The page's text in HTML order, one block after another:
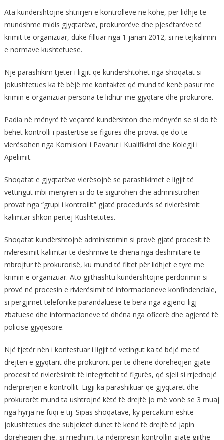
Ata kundërshtojnë shtrirjen e kontrolleve në kohë, për lidhje të
mundshme midis gjyqtarëve, prokurorëve dhe pjesëtarëve të
krimit të organizuar, duke filluar nga 1 janari 2012, si në tejkalimin
e normave kushtetuese.
Një parashikim tjetër i ligjit që kundërshtohet nga shoqatat si
jokushtetues ka të bëjë me kontaktet që mund të kenë pasur me
krimin e organizuar persona të lidhur me gjyqtarë dhe prokurorë.
Padia në mënyrë të veçantë kundërshton dhe mënyrën se si do të
bëhet kontrolli i pastërtisë së figurës dhe provat që do të
vlerësohen nga Komisioni i Pavarur i Kualifikimi dhe Kolegji i
Apelimit.
Shoqatat e gjyqtarëve vlerësojnë se parashikimet e ligjit të
vettingut mbi mënyrën si do të sigurohen dhe administrohen
provat nga “grupi i kontrollit” gjatë procedurës së rivlerësimit
kalimtar shkon përtej Kushtetutës.
Shoqatat kundërshtojnë administrimin si provë gjatë procesit të
rivlerësimit kalimtar të dëshmive të dhëna nga dëshmitarë të
mbrojtur të prokurorisë, ku mund të flitet për lidhjet e tyre me
krimin e organizuar. Ato gjithashtu kundërshtojnë përdorimin si
provë në procesin e rivlerësimit të informacioneve konfindenciale,
si përgjimet telefonike parandaluese të bëra nga agjenci ligj
zbatuese dhe informacioneve të dhëna nga oficerë dhe agjentë të
policisë gjyqësore.
Një tjetër nën i kontestuar i ligjit të vetingut ka të bëjë me të
drejtën e gjyqtarit dhe prokurorit për të dhënë dorëheqjen gjatë
procesit të rivlerësimit të integritetit të figurës, që sjell si rrjedhojë
ndërprerjen e kontrollit. Ligji ka parashikuar që gjyqtarët dhe
prokurorët mund ta ushtrojnë këtë të drejtë jo më vonë se 3 muaj
nga hyrja në fuqi e tij. Sipas shoqatave, ky përcaktim është
jokushtetues dhe subjektet duhet të kenë të drejtë të japin
dorëheqjen dhe, si rrjedhim, ta ndërpresin kontrollin gjatë gjithë